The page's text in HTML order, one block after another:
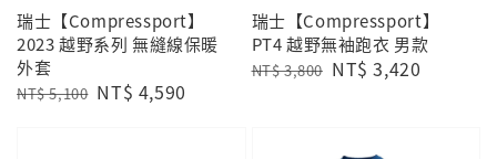
瑞士【Compressport】
2023 越野系列 無縫線保暖
外套
Regular
NT$ 5,100 Sale
NT$ 4,590
瑞士【Compressport】
PT4 越野無袖跑衣 男款
Regular
NT$ 3,800 Sale
NT$ 3,420